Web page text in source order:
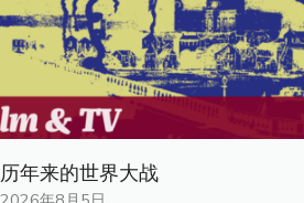
历年来的世界大战